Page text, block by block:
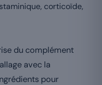
corticoïde,
du complément
avec la
pour